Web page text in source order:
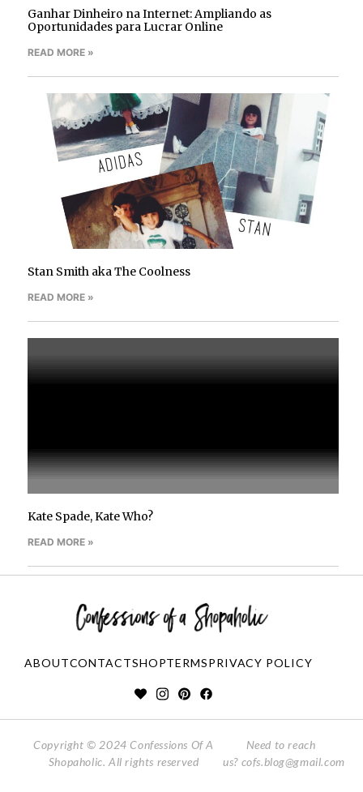
Ganhar Dinheiro na Internet: Ampliando as
Oportunidades para Lucrar Online
READ MORE »
Stan Smith aka The Coolness
READ MORE »
Kate Spade, Kate Who?
READ MORE »
ABOUTCONTACTSHOPTERMSPRIVACY POLICY
Copyright © 2024 Confessions Of A
Shopaholic. All rights reserved
Need to reach
us? cofs.blog@gmail.com